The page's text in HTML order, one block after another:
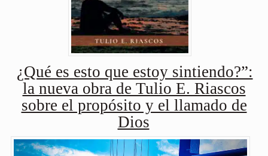
¿Qué es esto que estoy sintiendo?”:
la nueva obra de Tulio E. Riascos
sobre el propósito y el llamado de
Dios